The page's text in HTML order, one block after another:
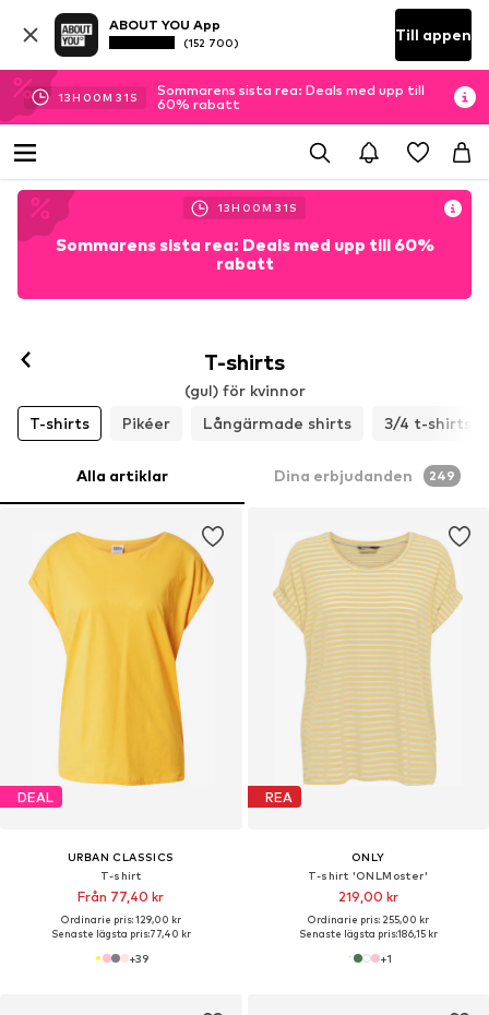
ABOUT YOU App
(152 700) Till appen
13H 00M 29 S
Sommarens sista rea: Deals med upp till
60% rabatt
13H 00M 29 S
Sommarens sista rea: Deals med upp till 60%
rabatt
T-shirts
(gul) för kvinnor
T-shirts
Pikéer Långärmade shirts 3/4 t-shirts
Alla artiklar Dina erbjudanden 249
DEAL
URBAN CLASSICS
T-shirt
Från 77,40 kr
Ordinarie pris: 129,00 kr
Senaste lägsta pris:77,40 kr
+39
REA
ONLY
T-shirt 'ONLMoster'
219,00 kr
Ordinarie pris: 255,00 kr
Senaste lägsta pris:186,15 kr
+1